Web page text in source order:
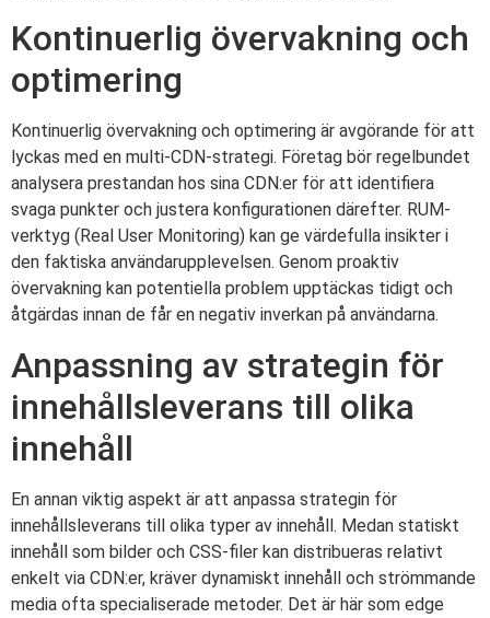
Kontinuerlig övervakning och
optimering
Kontinuerlig övervakning och optimering är avgörande för att
lyckas med en multi-CDN-strategi. Företag bör regelbundet
analysera prestandan hos sina CDN:er för att identifiera
svaga punkter och justera konfigurationen därefter. RUM-
verktyg (Real User Monitoring) kan ge värdefulla insikter i
den faktiska användarupplevelsen. Genom proaktiv
övervakning kan potentiella problem upptäckas tidigt och
åtgärdas innan de får en negativ inverkan på användarna.
Anpassning av strategin för
innehållsleverans till olika
innehåll
En annan viktig aspekt är att anpassa strategin för
innehållsleverans till olika typer av innehåll. Medan statiskt
innehåll som bilder och CSS-filer kan distribueras relativt
enkelt via CDN:er, kräver dynamiskt innehåll och strömmande
media ofta specialiserade metoder. Det är här som edge